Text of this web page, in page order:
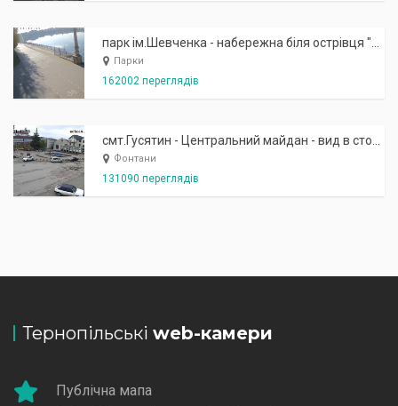
Парки
162002 переглядів
Фонтани
131090 переглядів
Тернопільські web-камери
Публічна мапа